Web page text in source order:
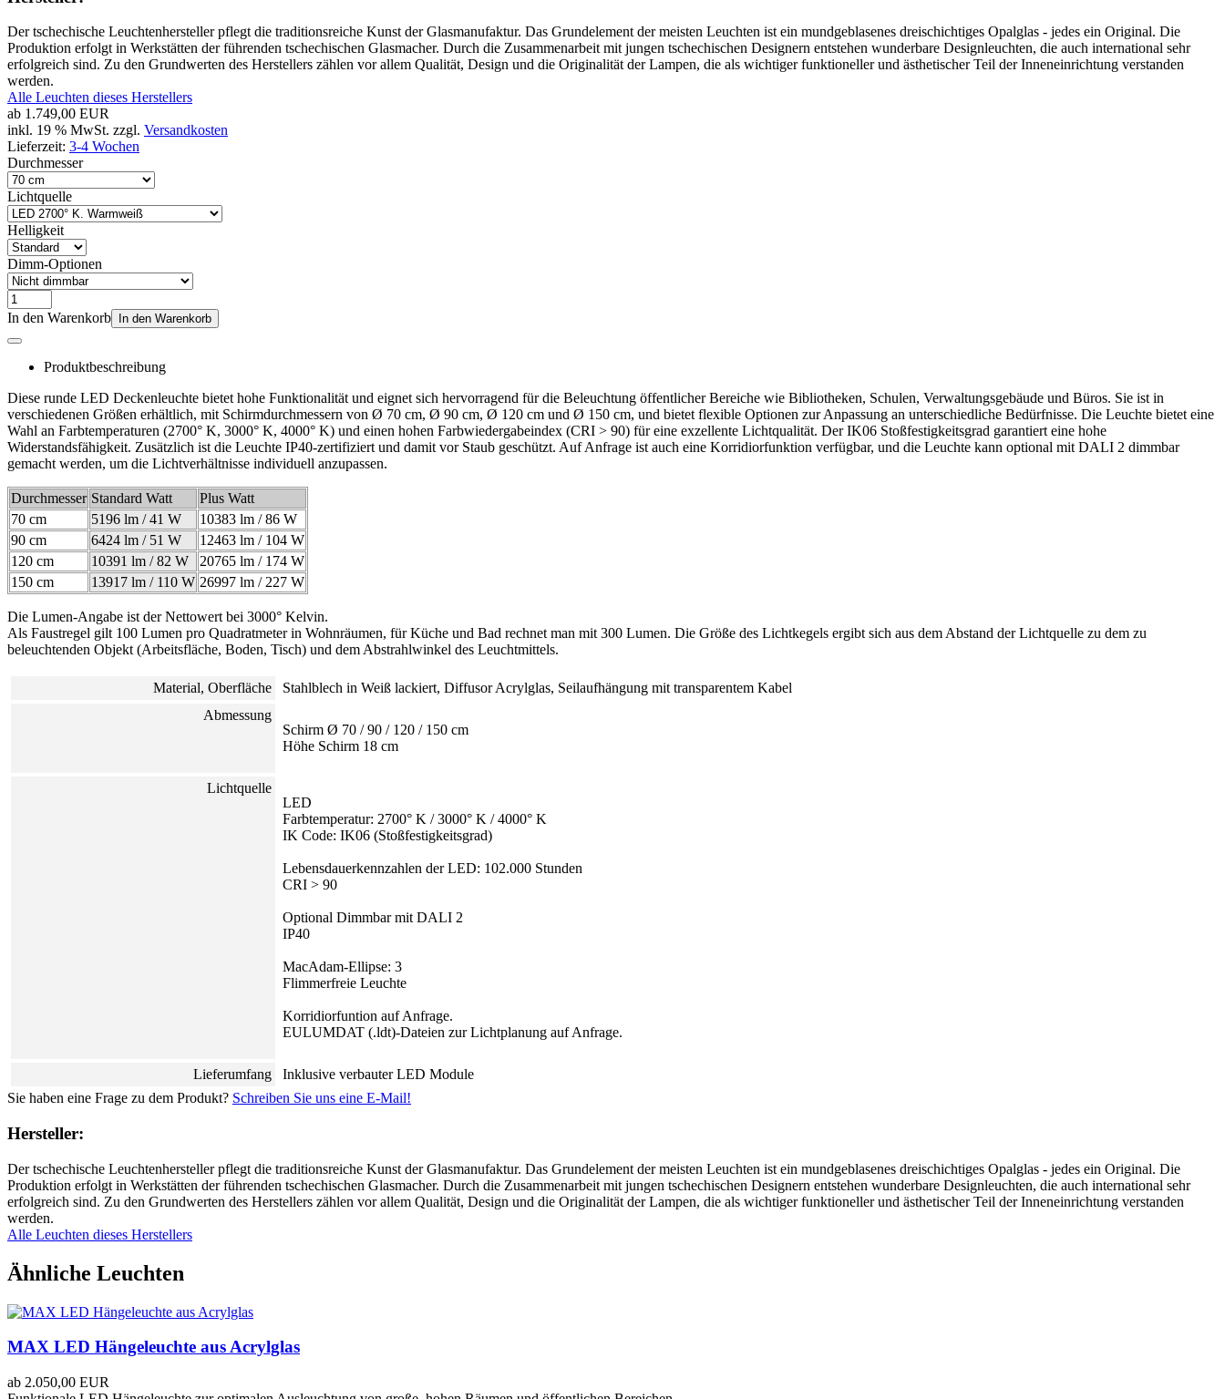
Der tschechische Leuchtenhersteller pflegt die traditionsreiche Kunst der Glasmanufaktur. Das Grundelement der meisten Leuchten ist ein mundgeblasenes dreischichtiges Opalglas - jedes ein Original. Die
Produktion erfolgt in Werkstätten der führenden tschechischen Glasmacher. Durch die Zusammenarbeit mit jungen tschechischen Designern entstehen wunderbare Designleuchten, die auch international sehr
erfolgreich sind. Zu den Grundwerten des Herstellers zählen vor allem Qualität, Design und die Originalität der Lampen, die als wichtiger funktioneller und ästhetischer Teil der Inneneinrichtung verstanden
werden.
Alle Leuchten dieses Herstellers
ab 1.749,00 EUR
inkl. 19 % MwSt. zzgl. Versandkosten
Lieferzeit: 3-4 Wochen
Durchmesser
Lichtquelle
Helligkeit
Dimm-Optionen
In den Warenkorb In den Warenkorb
Produktbeschreibung
Diese runde LED Deckenleuchte bietet hohe Funktionalität und eignet sich hervorragend für die Beleuchtung öffentlicher Bereiche wie Bibliotheken, Schulen, Verwaltungsgebäude und Büros. Sie ist in
verschiedenen Größen erhältlich, mit Schirmdurchmessern von Ø 70 cm, Ø 90 cm, Ø 120 cm und Ø 150 cm, und bietet flexible Optionen zur Anpassung an unterschiedliche Bedürfnisse. Die Leuchte bietet eine
Wahl an Farbtemperaturen (2700° K, 3000° K, 4000° K) und einen hohen Farbwiedergabeindex (CRI > 90) für eine exzellente Lichtqualität. Der IK06 Stoßfestigkeitsgrad garantiert eine hohe
Widerstandsfähigkeit. Zusätzlich ist die Leuchte IP40-zertifiziert und damit vor Staub geschützt. Auf Anfrage ist auch eine Korridiorfunktion verfügbar, und die Leuchte kann optional mit DALI 2 dimmbar
gemacht werden, um die Lichtverhältnisse individuell anzupassen.
Durchmesser Standard Watt
Plus Watt
70 cm
5196 lm / 41 W
10383 lm / 86 W
90 cm
6424 lm / 51 W
12463 lm / 104 W
120 cm
10391 lm / 82 W
20765 lm / 174 W
150 cm
13917 lm / 110 W 26997 lm / 227 W
Die Lumen-Angabe ist der Nettowert bei 3000° Kelvin.
Als Faustregel gilt 100 Lumen pro Quadratmeter in Wohnräumen, für Küche und Bad rechnet man mit 300 Lumen. Die Größe des Lichtkegels ergibt sich aus dem Abstand der Lichtquelle zu dem zu
beleuchtenden Objekt (Arbeitsfläche, Boden, Tisch) und dem Abstrahlwinkel des Leuchtmittels.
Material, Oberfläche Stahlblech in Weiß lackiert, DiffusorAcrylglas, Seilaufhängung mit transparentem Kabel
Abmessung
Schirm Ø 70 / 90 / 120 / 150 cm
Höhe Schirm 18 cm
Lichtquelle
LED
Farbtemperatur: 2700° K / 3000° K / 4000° K
IK Code: IK06 (Stoßfestigkeitsgrad)
Lebensdauerkennzahlen der LED: 102.000 Stunden
CRI > 90
Optional Dimmbar mit DALI 2
IP40
MacAdam-Ellipse: 3
Flimmerfreie Leuchte
Korridiorfuntion auf Anfrage.
EULUMDAT (.ldt)-Dateien zur Lichtplanung auf Anfrage.
Lieferumfang
Inklusive verbauter LED Module
Sie haben eine Frage zu dem Produkt? Schreiben Sie uns eine E-Mail!
Hersteller:
Der tschechische Leuchtenhersteller pflegt die traditionsreiche Kunst der Glasmanufaktur. Das Grundelement der meisten Leuchten ist ein mundgeblasenes dreischichtiges Opalglas - jedes ein Original. Die
Produktion erfolgt in Werkstätten der führenden tschechischen Glasmacher. Durch die Zusammenarbeit mit jungen tschechischen Designern entstehen wunderbare Designleuchten, die auch international sehr
erfolgreich sind. Zu den Grundwerten des Herstellers zählen vor allem Qualität, Design und die Originalität der Lampen, die als wichtiger funktioneller und ästhetischer Teil der Inneneinrichtung verstanden
werden.
Alle Leuchten dieses Herstellers
Ähnliche Leuchten
MAX LED Hängeleuchte aus Acrylglas
ab 2.050,00 EUR